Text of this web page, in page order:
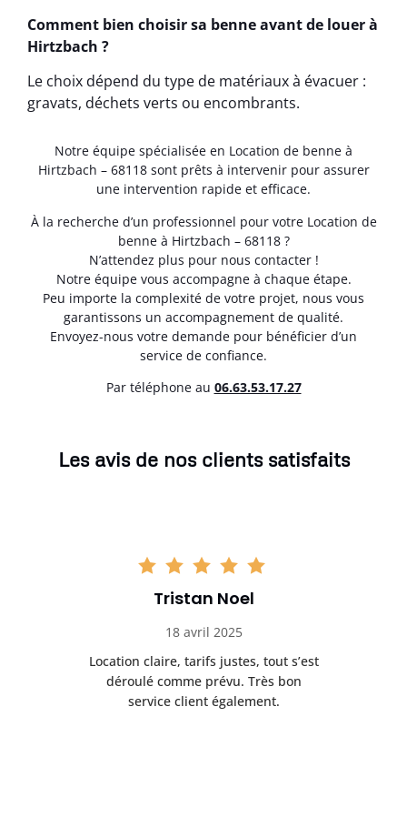
Comment bien choisir sa benne avant de louer à
Hirtzbach ?
Le choix dépend du type de matériaux à évacuer :
gravats, déchets verts ou encombrants.
Notre équipe spécialisée en Location de benne à
Hirtzbach – 68118 sont prêts à intervenir pour assurer
une intervention rapide et efficace.
À la recherche d’un professionnel pour votre Location de
benne à Hirtzbach – 68118 ?
N’attendez plus pour nous contacter !
Notre équipe vous accompagne à chaque étape.
Peu importe la complexité de votre projet, nous vous
garantissons un accompagnement de qualité.
Envoyez-nous votre demande pour bénéficier d’un
service de confiance.
Par téléphone au 06.63.53.17.27
Les avis de nos clients satisfaits
Tristan Noel
18 avril 2025
Location claire, tarifs justes, tout s’est
déroulé comme prévu. Très bon
service client également.